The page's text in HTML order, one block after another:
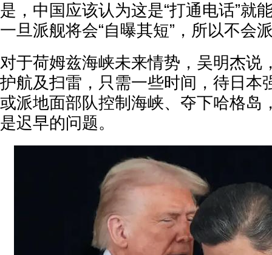
是，中国应该认为这是“打通电话”就
一旦派舰将会“自曝其短”，所以不会
对于荷姆兹海峡未来情势，吴明杰说
护航及扫雷，只需一些时间，待日本
或派地面部队控制海峡、夺下哈格岛
是迟早的问题。